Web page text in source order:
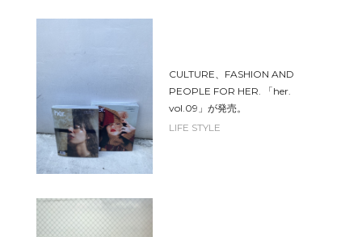
CULTURE、FASHION AND
PEOPLE FOR HER. 「her.
vol.09」が発売。
LIFE STYLE